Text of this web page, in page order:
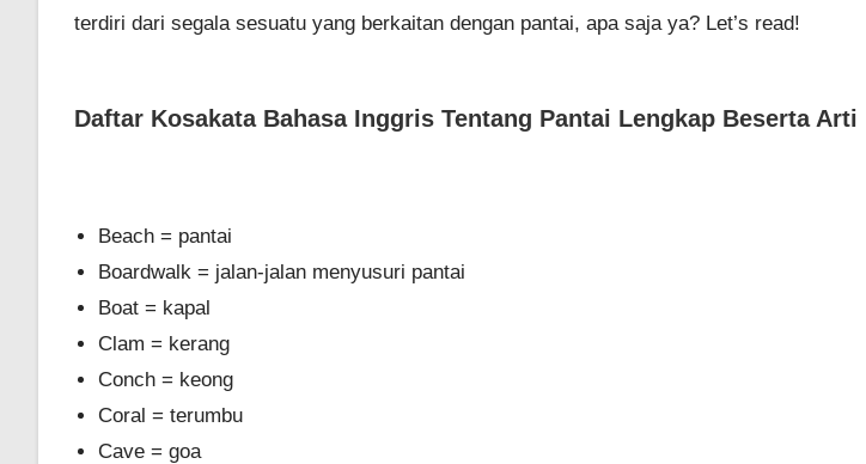
terdiri dari segala sesuatu yang berkaitan dengan pantai, apa saja ya? Let’s read!
Daftar Kosakata Bahasa Inggris Tentang Pantai Lengkap Beserta Arti
Beach = pantai
Boardwalk = jalan-jalan menyusuri pantai
Boat = kapal
Clam = kerang
Conch = keong
Coral = terumbu
Cave = goa